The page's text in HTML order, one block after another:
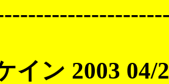
イン 2003 04/